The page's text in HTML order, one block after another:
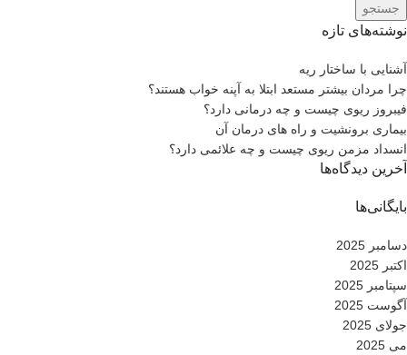
جستجو
نوشته‌های تازه
آشنایی با ساختار ریه
چرا مردان بیشتر مستعد ابتلا به آپنه خواب هستند؟
فیبروز ریوی چیست و چه درمانی دارد؟
بیماری برونشیت و راه های درمان آن
انسداد مزمن ریوی چیست و چه علائمی دارد؟
آخرین دیدگاه‌ها
بایگانی‌ها
دسامبر 2025
اکتبر 2025
سپتامبر 2025
آگوست 2025
جولای 2025
می 2025